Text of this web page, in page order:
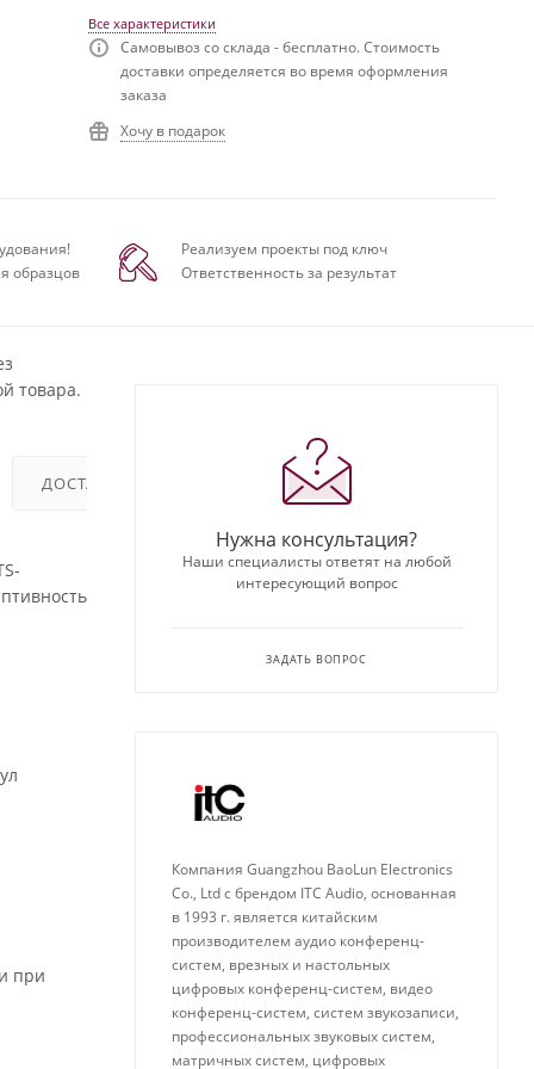
Все характеристики
Самовывоз со склада - бесплатно. Стоимость
доставки определяется во время оформления
заказа
Хочу в подарок
образцов
Реализуем проекты под ключ
Ответственность за результат
товара.
ДОСТАВКА
при
Компания Guangzhou BaoLun Electronics
Co., Ltd с брендом ITC Audio, основанная
в 1993 г. является китайским
производителем аудио конференц-
систем, врезных и настольных
цифровых конференц-систем, видео
конференц-систем, систем звукозаписи,
профессиональных звуковых систем,
матричных систем, цифровых
Нужна консультация?
Наши специалисты ответят на любой
интересующий вопрос
ЗАДАТЬ ВОПРОС